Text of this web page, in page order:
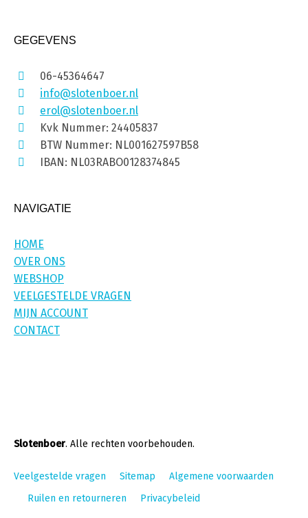
GEGEVENS
06-45364647
info@slotenboer.nl
erol@slotenboer.nl
Kvk Nummer: 24405837
BTW Nummer: NL001627597B58
IBAN: NL03RABO0128374845
NAVIGATIE
HOME
OVER ONS
WEBSHOP
VEELGESTELDE VRAGEN
MIJN ACCOUNT
CONTACT
Slotenboer. Alle rechten voorbehouden.
Veelgestelde vragen Sitemap
Algemene voorwaarden
Ruilen en retourneren
Privacybeleid